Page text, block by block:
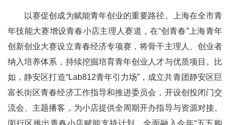
以赛促创成为赋能青年创业的重要路径。上海在全市青
年技能大赛增设青春小店主理人赛道，在“创青春”上海青年
创新创业大赛设立青春经济专项赛，将骨干主理人、创业者
纳入培养体系，持续挖掘培育青年创业人才与优质项目。比
如，静安区打造“Lab812青年引力场”，成立共青团静安区巨
富长街区青春经济工作指导和推进委员会，开设创投闭门交
流会、主题播客，为小店提供全周期开办指导与资源对接。
闵行区推出青春小店赋能支持计划，全面融入今年“五五购